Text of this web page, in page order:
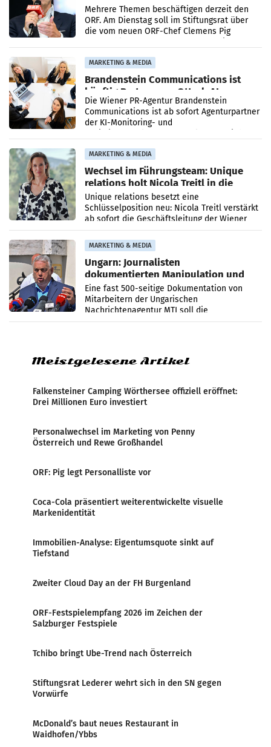
Mehrere Themen beschäftigen derzeit den
ORF. Am Dienstag soll im Stiftungsrat über
die vom neuen ORF-Chef Clemens Pig
MARKETING & MEDIA
Brandenstein Communications ist
künftig Partner von OtterlyAI
Die Wiener PR-Agentur Brandenstein
Communications ist ab sofort Agenturpartner
der KI-Monitoring- und
MARKETING & MEDIA
Wechsel im Führungsteam: Unique
relations holt Nicola Treitl in die
Geschäftsleitung
Unique relations besetzt eine
Schlüsselposition neu: Nicola Treitl verstärkt
ab sofort die Geschäftsleitung der Wiener
PR-Agentur an der Seite von Josef Kalina und
Anna Kalina-Mahr.
MARKETING & MEDIA
Ungarn: Journalisten
dokumentierten Manipulation und
Zensur
Eine fast 500-seitige Dokumentation von
Mitarbeitern der Ungarischen
Nachrichtenagentur MTI soll die
systematische Nachrichten-Manipulation und
Meistgelesene Artikel
Falkensteiner Camping Wörthersee offiziell eröffnet:
Drei Millionen Euro investiert
Personalwechsel im Marketing von Penny
Österreich und Rewe Großhandel
ORF: Pig legt Personalliste vor
Coca-Cola präsentiert weiterentwickelte visuelle
Markenidentität
Immobilien-Analyse: Eigentumsquote sinkt auf
Tiefstand
Zweiter Cloud Day an der FH Burgenland
ORF-Festspielempfang 2026 im Zeichen der
Salzburger Festspiele
Tchibo bringt Ube-Trend nach Österreich
Stiftungsrat Lederer wehrt sich in den SN gegen
Vorwürfe
McDonald’s baut neues Restaurant in
Waidhofen/Ybbs